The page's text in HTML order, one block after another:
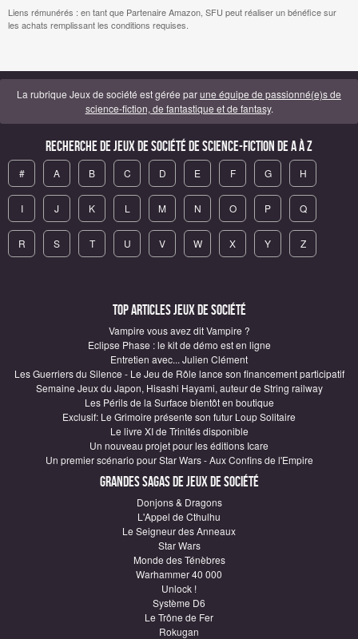
Liens rémunérés : en tant que Partenaire Amazon, SFU peut réaliser un bénéfice sur
les achats remplissant les conditions requises.
La rubrique Jeux de société est gérée parune équipe de passionné(e)s de
science-fiction, de fantastique et de fantasy.
Recherche de Jeux de société de science-fiction de A à Z
# A B C D E F G H
I J K L M N O P Q
R S T U V W X Y Z
Top articles Jeux de société
Vampire vous avez dit Vampire ?
Eclipse Phase : le kit de démo est en ligne
Entretien avec... Julien Clément
Les Guerriers du Silence - Le Jeu de Rôle lance son financement participatif
Semaine Jeux du Japon, Hisashi Hayami, auteur de String railway
Les Périls de la Surface bientôt en boutique
Exclusif: Le Grimoire présente son futur Loup Solitaire
Le livre XI de Trinités disponible
Un nouveau projet pour les éditions Icare
Un premier scénario pour Star Wars - Aux Confins de l'Empire
Grandes sagas de Jeux de société
Donjons & Dragons
L'Appel de Cthulhu
Le Seigneur des Anneaux
Star Wars
Monde des Ténèbres
Warhammer 40 000
Unlock !
Système D6
Le Trône de Fer
Rokugan